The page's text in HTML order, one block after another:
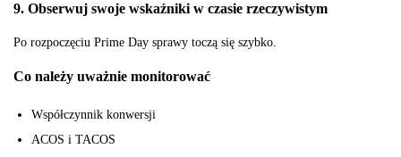
9. Obserwuj swoje wskaźniki w czasie rzeczywistym
Po rozpoczęciu Prime Day sprawy toczą się szybko.
Co należy uważnie monitorować
Współczynnik konwersji
ACOS i TACOS